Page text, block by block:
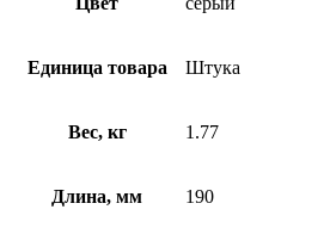
Единица товара Штука
Вес, кг 1.77
Длина, мм 190